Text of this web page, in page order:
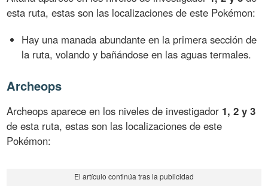
esta ruta, estas son las localizaciones de este Pokémon:
Hay una manada abundante en la primera sección de
la ruta, volando y bañándose en las aguas termales.
Archeops
Archeops aparece en los niveles de investigador 1, 2 y 3
de esta ruta, estas son las localizaciones de este
Pokémon: